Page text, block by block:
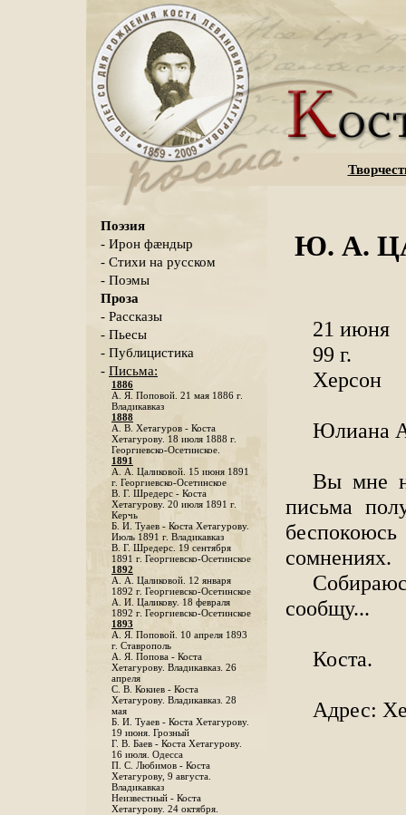
Поэзия
- Ирон фæндыр
- Стихи на русском
- Поэмы
Проза
- Рассказы
- Пьесы
- Публицистика
- Письма:
1886
А. Я. Поповой. 21 мая 1886 г.
Владикавказ
1888
A. В. Хетагуров - Коста
Хетагурову. 18 июля 1888 г.
Георгиевско-Осетинское.
1891
А. А. Цаликовой. 15 июня 1891
г. Георгиевско-Осетинское
B. Г. Шредерс - Коста
Хетагурову. 20 июля 1891 г.
Керчь
Б. И. Туаев - Коста Хетагурову.
Июль 1891 г. Владикавказ
В. Г. Шредерс. 19 сентября
1891 г. Георгиевско-Осетинское
1892
А. А. Цаликовой. 12 января
1892 г. Георгиевско-Осетинское
А. И. Цаликову. 18 февраля
1892 г. Георгиевско-Осетинское
1893
А. Я. Поповой. 10 апреля 1893
г. Ставрополь
A. Я. Попова - Коста
Хетагурову. Владикавказ. 26
апреля
С. В. Кокиев - Коста
Хетагурову. Владикавказ. 28
мая
Б. И. Туаев - Коста Хетагурову.
19 июня. Грозный
Г. В. Баев - Коста Хетагурову.
16 июля. Одесса
П. С. Любимов - Коста
Хетагурову, 9 августа.
Владикавказ
Неизвестный - Коста
Хетагурову. 24 октября.
Ю. А.
21 июня
99 г.
Херсон
Юлиана
Вы мне
письма
сомнениях.
сообщу...
Коста.
Адрес: